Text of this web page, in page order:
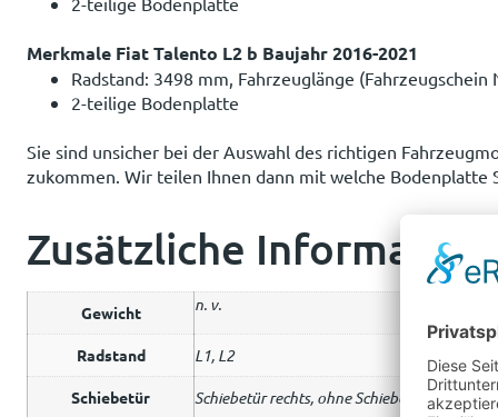
Merkmale Fiat Talento L2 b Baujahr 2016-2021
Radstand: 3498 mm, Fahrzeuglänge (Fahrzeugschein
2-teilige Bodenplatte
Sie sind unsicher bei der Auswahl des richtigen
zukommen. Wir teilen Ihnen dann mit welche Bodenplatte
Zusätzliche
Gewicht n. v.
Radstand L1, L2
Schiebetür Schiebetür rechts, ohne Schiebetür,